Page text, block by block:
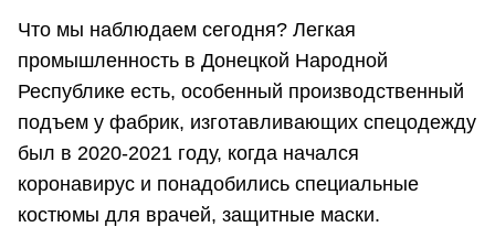
Что мы наблюдаем сегодня? Легкая
промышленность в Донецкой Народной
Республике есть, особенный производственный
подъем у фабрик, изготавливающих спецодежду
был в 2020-2021 году, когда начался
коронавирус и понадобились специальные
костюмы для врачей, защитные маски.